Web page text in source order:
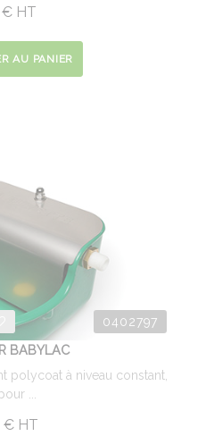
€ HT
AU PANIER
0402797
BABYLAC
polycoat à niveau constant,
...
€ HT